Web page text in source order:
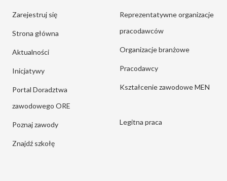
Zarejestruj się
Strona główna
Aktualności
Inicjatywy
Portal Doradztwa
zawodowego ORE
Poznaj zawody
Znajdź szkołę
Reprezentatywne organizacje
pracodawców
Organizacje branżowe
Pracodawcy
Kształcenie zawodowe MEN
Legitna praca